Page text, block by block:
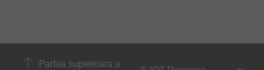
Partea superioara a